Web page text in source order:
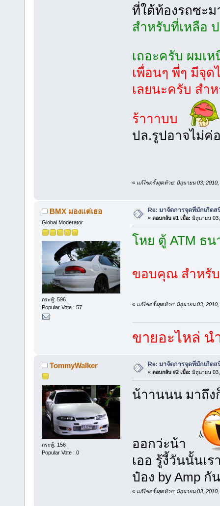
ที่ใต้ท้องรถซะ
สำหรับที่เหลือ
เถอะครับ ผมเ
เพื่อนๆ พี่ๆ มีจุ
เลยนะครับ สำ
ร้าาาบบ
ปล.รูปอาจไม่ค่
« แก้ไขครั้งสุดท้าย: มิถุนายน 03,
BMX มองแต่เธอ
Global Moderator
กระทู้: 596
Popular Vote : 57
Re: มาจัดการจุดที่มักเกิดส
« ตอบกลับ #1 เมื่อ: มิถุนายน
โหย ตู้ ATM ธ
ขอบคุณ สำหรั
« แก้ไขครั้งสุดท้าย: มิถุนายน 03,
ขายอะไหล่ น
TommyWalker
กระทู้: 156
Popular Vote : 0
Re: มาจัดการจุดที่มักเกิดส
« ตอบกลับ #2 เมื่อ: มิถุนายน
น้าานนน มาถึง
ออกว่ะน้า
เออ รู้งี้วันนั้นเ
ป๋อง by Amp กั
« แก้ไขครั้งสุดท้าย: มิถุนายน 03,